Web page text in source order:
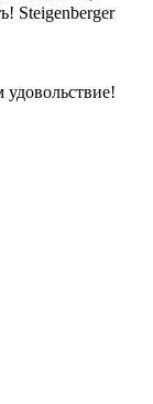
Steigenberger